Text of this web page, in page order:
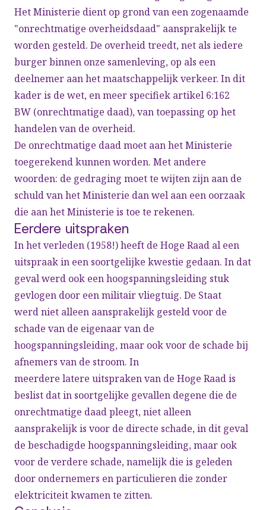
Het Ministerie dient op grond van een zogenaamde
"onrechtmatige overheidsdaad" aansprakelijk te
worden gesteld. De overheid treedt, net als iedere
burger binnen onze samenleving, op als een
deelnemer aan het maatschappelijk verkeer. In dit
kader is de wet, en meer specifiek artikel 6:162
BW (onrechtmatige daad), van toepassing op het
handelen van de overheid.
De onrechtmatige daad moet aan het Ministerie
toegerekend kunnen worden. Met andere
woorden: de gedraging moet te wijten zijn aan de
schuld van het Ministerie dan wel aan een oorzaak
die aan het Ministerie is toe te rekenen.
Eerdere uitspraken
In het verleden (1958!) heeft de Hoge Raad al een
uitspraak in een soortgelijke kwestie gedaan. In dat
geval werd ook een hoogspanningsleiding stuk
gevlogen door een militair vliegtuig. De Staat
werd niet alleen aansprakelijk gesteld voor de
schade van de eigenaar van de
hoogspanningsleiding, maar ook voor de schade bij
afnemers van de stroom. In
meerdere latere uitspraken van de Hoge Raad is
beslist dat in soortgelijke gevallen degene die de
onrechtmatige daad pleegt, niet alleen
aansprakelijk is voor de directe schade, in dit geval
de beschadigde hoogspanningsleiding, maar ook
voor de verdere schade, namelijk die is geleden
door ondernemers en particulieren die zonder
elektriciteit kwamen te zitten.